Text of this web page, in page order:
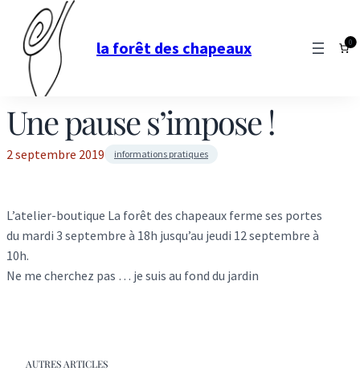
la forêt des chapeaux 0
Une pause s’impose !
2 septembre 2019 informations pratiques
L’atelier-boutique La forêt des chapeaux ferme ses portes
du mardi 3 septembre à 18h jusqu’au jeudi 12 septembre à
10h.
Ne me cherchez pas … je suis au fond du jardin
AUTRES ARTICLES